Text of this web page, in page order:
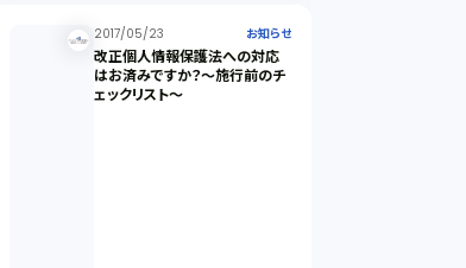
2017/05/23 お知らせ
改正個人情報保護法への対応
はお済みですか？～施行前のチ
ェックリスト～